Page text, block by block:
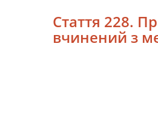
Стаття 228.
вчинений з